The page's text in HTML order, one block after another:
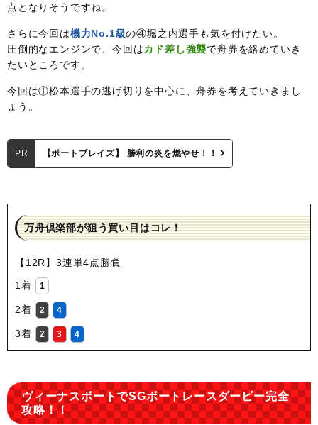
点となりそうですね。
さらに今回は機力No.1級の④堀之内選手も気を付けたい。
圧倒的なエンジンで、今回はカド差し強襲で舟券を絡めていき
たいところです。
今回は①松本選手の逃げ切りを中心に、舟券を考えていきまし
ょう。
PR 【ボートブレイズ】 勝利の炎を燃やせ！！
万舟倶楽部が狙う買い目はコレ！
【12R】3連単4点勝負
1着
1
2着 2 4
3着 2 3 4
ヴィーナスボートでSGボートレースダービー完全
攻略！！